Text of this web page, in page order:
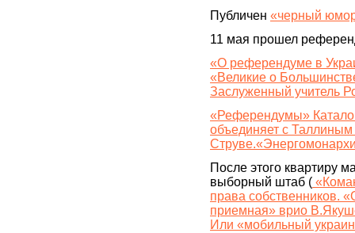
Публичен «черный
11 мая прошел
«О референдуме в
«Великие о
Заслуженный учитель
«Референдумы»
объединяет с Таллиным
После этого квартиру
выборный штаб (
права собственников.
приемная» врио
Или «мобильный